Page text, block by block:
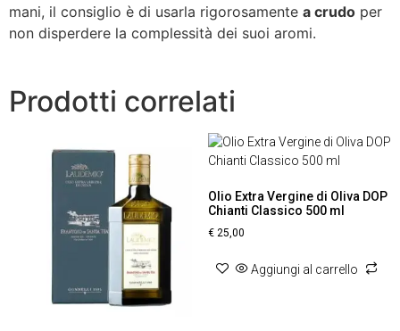
mani, il consiglio è di usarla rigorosamente a crudo per
non disperdere la complessità dei suoi aromi.
Prodotti correlati
Olio Extra Vergine di Oliva DOP
Chianti Classico 500 ml
€25,00
Aggiungi al carrello